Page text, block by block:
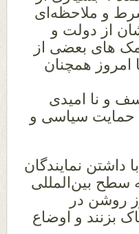
و ملاحظه‌ای
از دولت و
های بعضی از
امروز همچنان
و نا امیدی
حمایت سیاسی و
داشتن نمایندگان
سطح بین‌المللی
روشن در
بزنند و اوضاع